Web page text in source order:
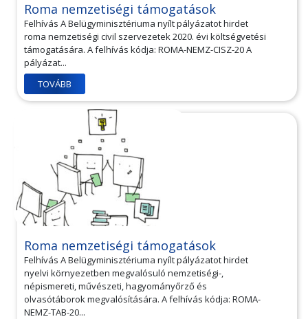
Roma nemzetiségi támogatások
Felhívás A Belügyminisztériuma nyílt pályázatot hirdet
roma nemzetiségi civil szervezetek 2020. évi költségvetési
támogatására. A felhívás kódja: ROMA-NEMZ-CISZ-20 A
pályázat...
TOVÁBB
Roma nemzetiségi támogatások
Felhívás A Belügyminisztériuma nyílt pályázatot hirdet
nyelvi környezetben megvalósuló nemzetiségi-,
népismereti, művészeti, hagyományőrző és
olvasótáborok megvalósítására. A felhívás kódja: ROMA-
NEMZ-TAB-20...